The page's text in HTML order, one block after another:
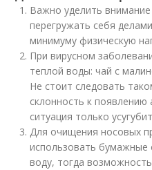
Важно уделить
перегружать себя
минимуму физическую
При вирусном
теплой воды: чай с
Не стоит следовать
склонность к появлению
ситуация только
Для очищения носовых
использовать бумажные
воду, тогда